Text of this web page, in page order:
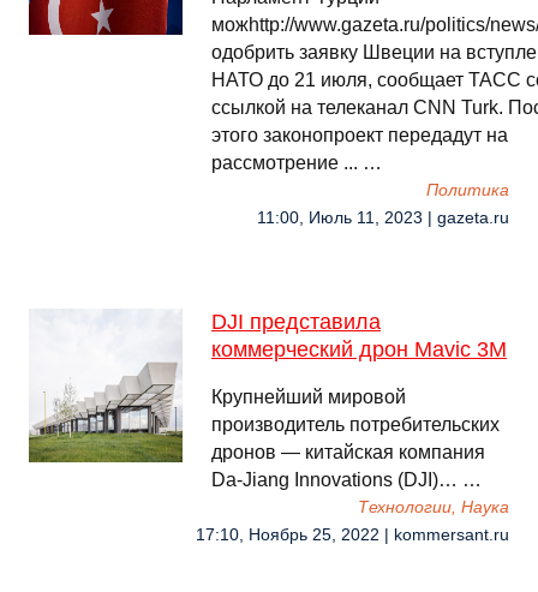
можhttp://www.gazeta.ru/politics/
одобрить заявку Швеции на
НАТО до 21 июля, сообщает ТАСС
ссылкой на телеканал CNN Turk.
этого законопроект передадут на
рассмотрение ... …
Политика
11:00, Июль 11, 2023 | gazeta.ru
DJI представила
коммерческий дрон Mavic 3M
Крупнейший мировой
производитель потребительских
дронов — китайская компания
Da-Jiang Innovations (DJI)… …
Технологии, Наука
17:10, Ноябрь 25, 2022 | kommersant.ru